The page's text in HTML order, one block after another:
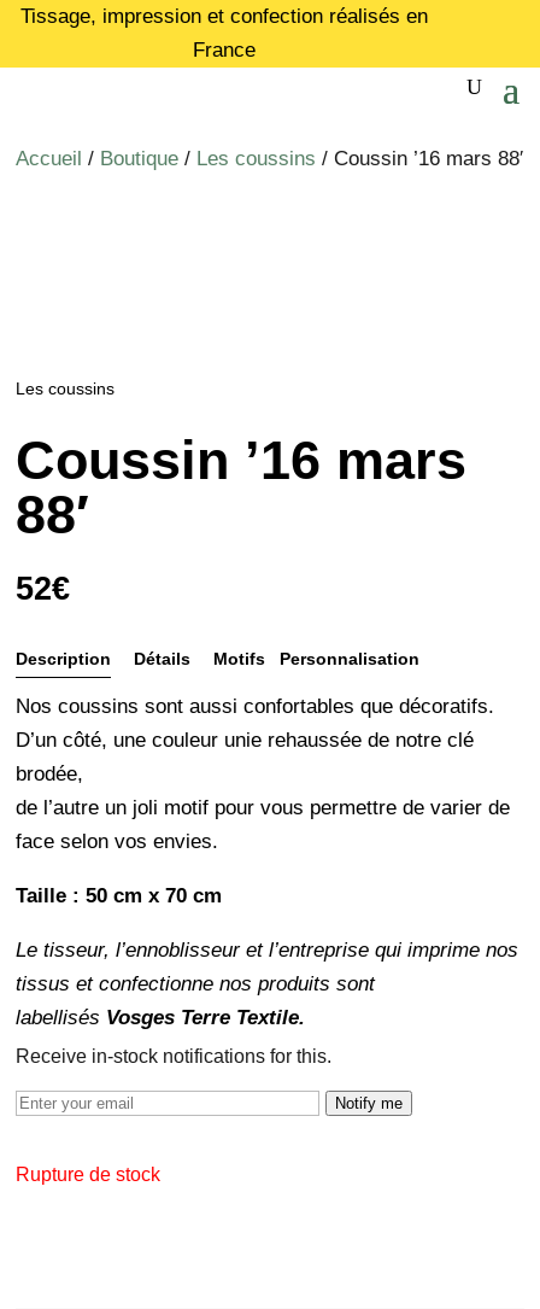
Tissage, impression et confection réalisés en
France
Accueil / Boutique / Les coussins / Coussin ’16 mars 88′
Les coussins
Coussin ’16 mars
88′
52€
Description
Détails
entretien
Motifs Personnalisation
Nos coussins sont aussi confortables que décoratifs.
D’un côté, une couleur unie rehaussée de notre clé
brodée,
de l’autre un joli motif pour vous permettre de varier de
face selon vos envies.
Taille : 50 cm x 70 cm
Le tisseur, l’ennoblisseur et l’entreprise qui imprime nos
tissus et confectionne nos produits sont
labellisés Vosges Terre Textile.
Receive in-stock notifications for this.
Notify me
Rupture de stock